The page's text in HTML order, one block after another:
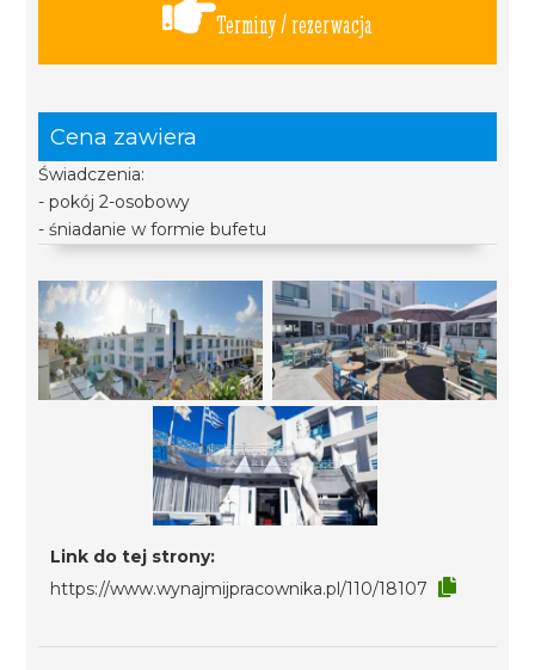
Terminy / rezerwacja
Cena zawiera
Świadczenia:
- pokój 2-osobowy
- śniadanie w formie bufetu
Link do tej strony:
https://www.wynajmijpracownika.pl/110/18107